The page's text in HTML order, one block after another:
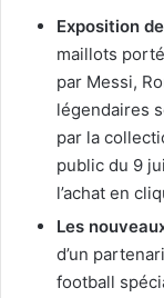
Exposition
maillots
par Messi,
légendaires
par la
public du 9
l’achat en
Les
d’un
football